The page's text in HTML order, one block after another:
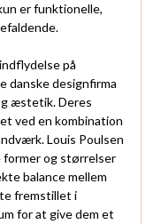
er funktionelle,
på
danske designfirma
æstetik. Deres
ved en kombination
Louis Poulsen
former og størrelser
balance mellem
fremstillet i
for at give dem et